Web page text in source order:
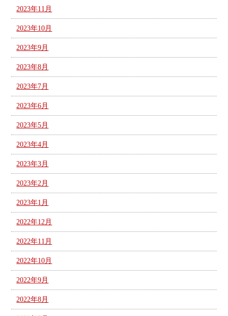
2023年11月
2023年10月
2023年9月
2023年8月
2023年7月
2023年6月
2023年5月
2023年4月
2023年3月
2023年2月
2023年1月
2022年12月
2022年11月
2022年10月
2022年9月
2022年8月